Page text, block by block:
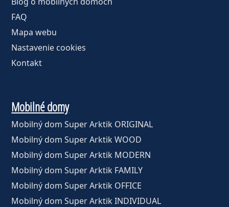
FAQ
Mapa webu
Nastavenie cookies
Kontakt
Mobilné domy
Mobilný dom Super Arktik ORIGINAL
Mobilný dom Super Arktik WOOD
Mobilný dom Super Arktik MODERN
Mobilný dom Super Arktik FAMILY
Mobilný dom Super Arktik OFFICE
Mobilný dom Super Arktik INDIVIDUAL